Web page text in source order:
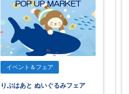
イベント＆フェア
りぶはあと ぬいぐるみフェア